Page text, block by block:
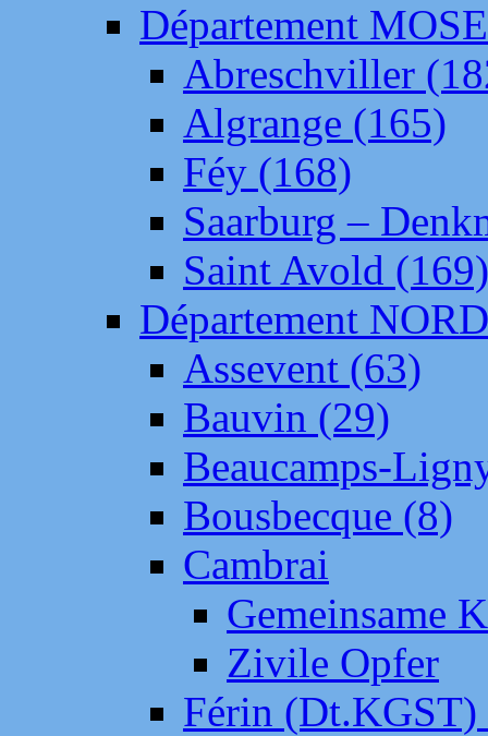
Département
Abreschviller
Algrange (165)
Féy (168)
Saarburg –
Saint Avold (169)
Département NORD
Assevent (63)
Bauvin (29)
Beaucamps-
Bousbecque (8)
Cambrai
Gemeinsame
Zivile Opfer
Férin (Dt.KGST)